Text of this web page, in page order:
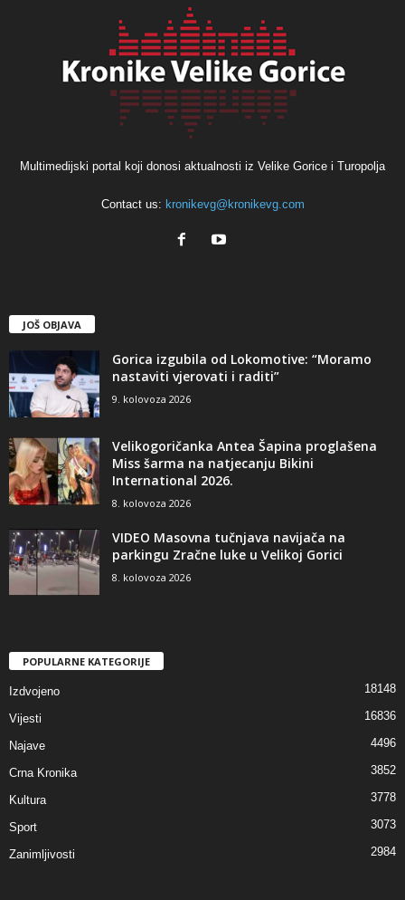
Multimedijski portal koji donosi aktualnosti iz Velike Gorice i Turopolja
Contact us: kronikevg@kronikevg.com
JOŠ OBJAVA
Gorica izgubila od Lokomotive: “Moramo
nastaviti vjerovati i raditi”
9. kolovoza 2026
Velikogoričanka Antea Šapina proglašena
Miss šarma na natjecanju Bikini
International 2026.
8. kolovoza 2026
VIDEO Masovna tučnjava navijača na
parkingu Zračne luke u Velikoj Gorici
8. kolovoza 2026
POPULARNE KATEGORIJE
Izdvojeno 18148
Vijesti 16836
Najave 4496
Crna Kronika 3852
Kultura 3778
Sport 3073
Zanimljivosti 2984